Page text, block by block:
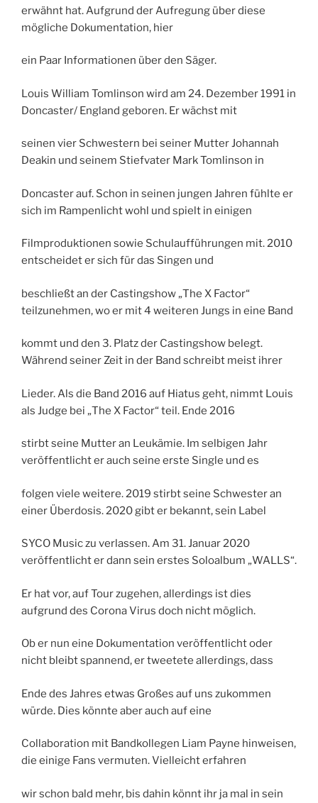
erwähnt hat. Aufgrund der Aufregung über diese
mögliche Dokumentation, hier
ein Paar Informationen über den Säger.
Louis William Tomlinson wird am 24. Dezember 1991 in
Doncaster/ England geboren. Er wächst mit
seinen vier Schwestern bei seiner Mutter Johannah
Deakin und seinem Stiefvater Mark Tomlinson in
Doncaster auf. Schon in seinen jungen Jahren fühlte er
sich im Rampenlicht wohl und spielt in einigen
Filmproduktionen sowie Schulaufführungen mit. 2010
entscheidet er sich für das Singen und
beschließt an der Castingshow „The X Factor“
teilzunehmen, wo er mit 4 weiteren Jungs in eine Band
kommt und den 3. Platz der Castingshow belegt.
Während seiner Zeit in der Band schreibt meist ihrer
Lieder. Als die Band 2016 auf Hiatus geht, nimmt Louis
als Judge bei „The X Factor“ teil. Ende 2016
stirbt seine Mutter an Leukämie. Im selbigen Jahr
veröffentlicht er auch seine erste Single und es
folgen viele weitere. 2019 stirbt seine Schwester an
einer Überdosis. 2020 gibt er bekannt, sein Label
SYCO Music zu verlassen. Am 31. Januar 2020
veröffentlicht er dann sein erstes Soloalbum „WALLS“.
Er hat vor, auf Tour zugehen, allerdings ist dies
aufgrund des Corona Virus doch nicht möglich.
Ob er nun eine Dokumentation veröffentlicht oder
nicht bleibt spannend, er tweetete allerdings, dass
Ende des Jahres etwas Großes auf uns zukommen
würde. Dies könnte aber auch auf eine
Collaboration mit Bandkollegen Liam Payne hinweisen,
die einige Fans vermuten. Vielleicht erfahren
wir schon bald mehr, bis dahin könnt ihr ja mal in sein